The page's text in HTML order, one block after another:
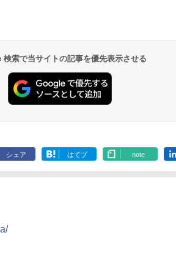
索で当サイトの記事を優先表示させる
シェア はてブ note